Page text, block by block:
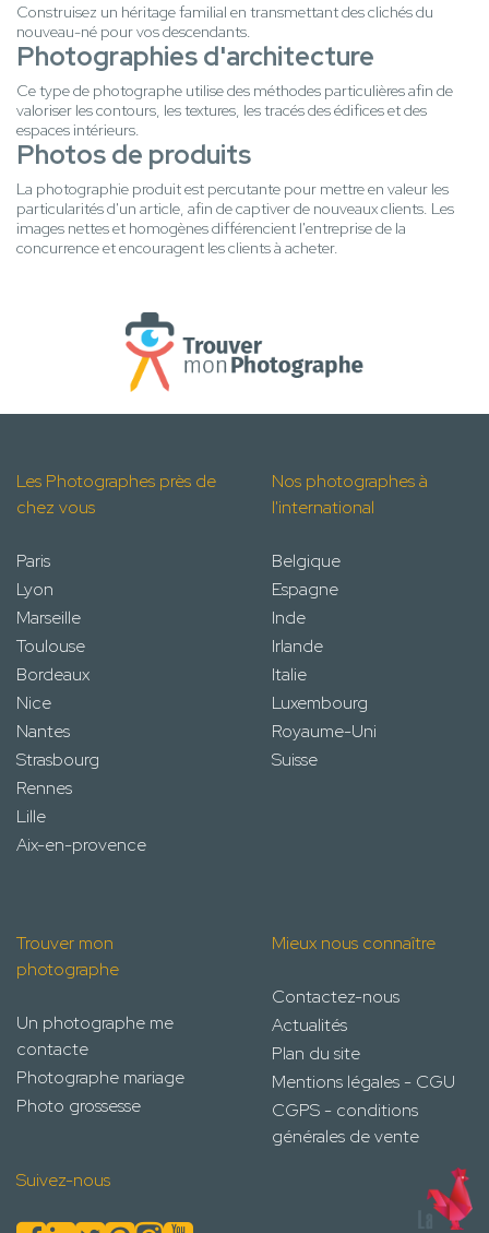
Construisez un héritage familial en transmettant des clichés du
nouveau-né pour vos descendants.
Photographies d'architecture
Ce type de photographe utilise des méthodes particulières afin de
valoriser les contours, les textures, les tracés des édifices et des
espaces intérieurs.
Photos de produits
La photographie produit est percutante pour mettre en valeur les
particularités d'un article, afin de captiver de nouveaux clients. Les
images nettes et homogènes différencient l'entreprise de la
concurrence et encouragent les clients à acheter.
Les Photographes près de
chez vous
Paris
Lyon
Marseille
Toulouse
Bordeaux
Nice
Nantes
Strasbourg
Rennes
Lille
Aix-en-provence
Nos photographes à
l'international
Belgique
Espagne
Inde
Irlande
Italie
Luxembourg
Royaume-Uni
Suisse
Trouver mon
photographe
Un photographe me
contacte
Photographe mariage
Photo grossesse
Mieux nous connaître
Contactez-nous
Actualités
Plan du site
Mentions légales - CGU
CGPS - conditions
générales de vente
Suivez-nous